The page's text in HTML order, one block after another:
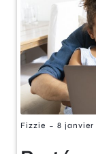
Fizzie - 8 janvier